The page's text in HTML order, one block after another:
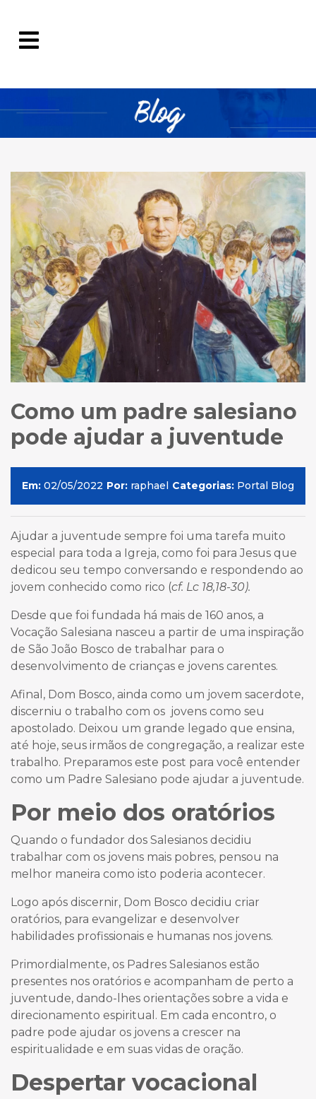
Como um padre salesiano
pode ajudar a juventude
Em: 02/05/2022 Por: raphael Categorias: Portal Blog
Ajudar a juventude sempre foi uma tarefa muito
especial para toda a Igreja, como foi para Jesus que
dedicou seu tempo conversando e respondendo ao
jovem conhecido como rico (cf. Lc 18,18-30).
Desde que foi fundada há mais de 160 anos, a
Vocação Salesiana nasceu a partir de uma inspiração
de São João Bosco de trabalhar para o
desenvolvimento de crianças e jovens carentes.
Afinal, Dom Bosco, ainda como um jovem sacerdote,
discerniu o trabalho com os jovens como seu
apostolado. Deixou um grande legado que ensina,
até hoje, seus irmãos de congregação, a realizar este
trabalho. Preparamos este post para você entender
como um Padre Salesiano pode ajudar a juventude.
Por meio dos oratórios
Quando o fundador dos Salesianos decidiu
trabalhar com os jovens mais pobres, pensou na
melhor maneira como isto poderia acontecer.
Logo após discernir, Dom Bosco decidiu criar
oratórios, para evangelizar e desenvolver
habilidades profissionais e humanas nos jovens.
Primordialmente, os Padres Salesianos estão
presentes nos oratórios e acompanham de perto a
juventude, dando-lhes orientações sobre a vida e
direcionamento espiritual. Em cada encontro, o
padre pode ajudar os jovens a crescer na
espiritualidade e em suas vidas de oração.
Despertar vocacional